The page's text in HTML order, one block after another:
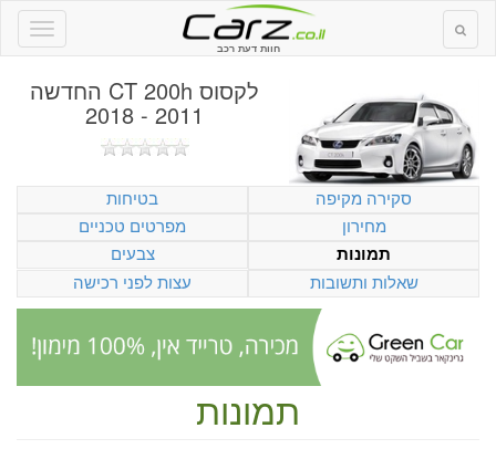
חוות דעת רכב
לקסוס CT 200h החדשה
2011 - 2018
סקירה מקיפה
בטיחות
מחירון
מפרטים טכניים
תמונות
צבעים
שאלות ותשובות
עצות לפני רכישה
תמונות